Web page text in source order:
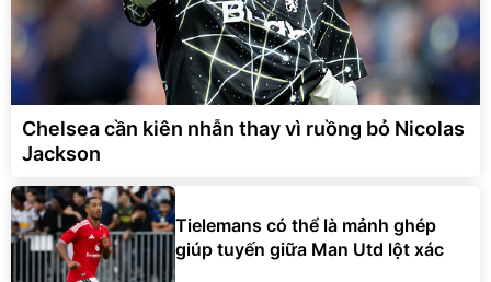
Chelsea cần kiên nhẫn thay vì ruồng bỏ Nicolas
Jackson
Tielemans có thể là mảnh ghép
giúp tuyến giữa Man Utd lột xác